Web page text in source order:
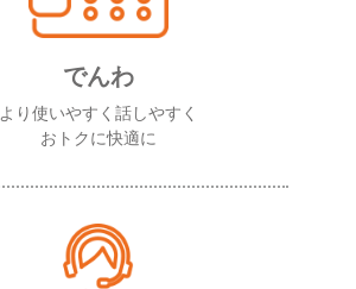
でんわ
より使いやすく話しやすく
おトクに快適に